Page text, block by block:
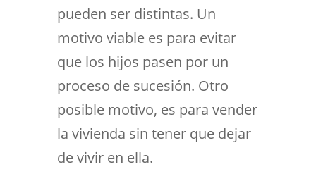
pueden ser distintas. Un
motivo viable es para evitar
que los hijos pasen por un
proceso de sucesión. Otro
posible motivo, es para vender
la vivienda sin tener que dejar
de vivir en ella.